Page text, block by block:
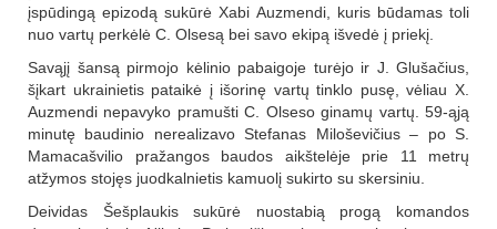
įspūdingą epizodą sukūrė Xabi Auzmendi, kuris būdamas toli
nuo vartų perkėlė C. Olsesą bei savo ekipą išvedė į priekį.
Savąjį šansą pirmojo kėlinio pabaigoje turėjo ir J. Glušačius,
šįkart ukrainietis pataikė į išorinę vartų tinklo pusę, vėliau X.
Auzmendi nepavyko pramušti C. Olseso ginamų vartų. 59-ąją
minutę baudinio nerealizavo Stefanas Miloševičius – po S.
Mamacašvilio pražangos baudos aikštelėje prie 11 metrų
atžymos stojęs juodkalnietis kamuolį sukirto su skersiniu.
Deividas Šešplaukis sukūrė nuostabią progą komandos